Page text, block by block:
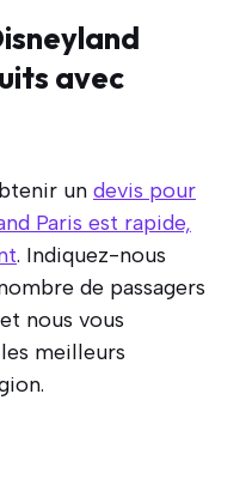
avec
un devis pour
Paris est rapide,
. Indiquez-nous
de passagers
nous vous
meilleurs